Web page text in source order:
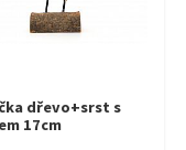
dřevo+srst s
17cm